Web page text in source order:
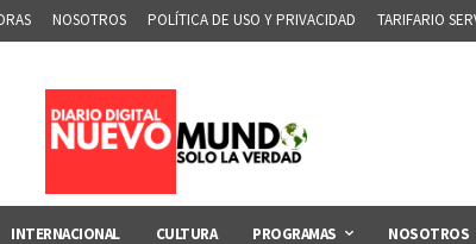
NOSOTROS POLÍTICA DE USO Y PRIVACIDAD TARIFARIO
INTERNACIONAL CULTURA PROGRAMAS NOSOTROS